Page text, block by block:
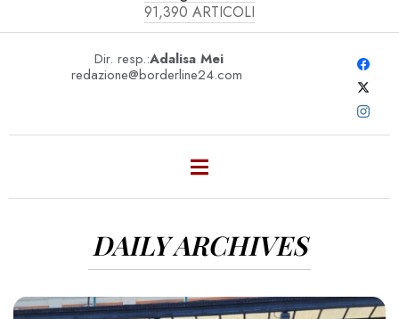
91,390 ARTICOLI
Dir. resp.:Adalisa Mei
redazione@borderline24.com
DAILY ARCHIVES